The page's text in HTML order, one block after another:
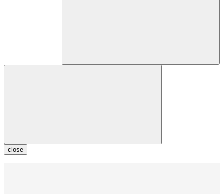
close